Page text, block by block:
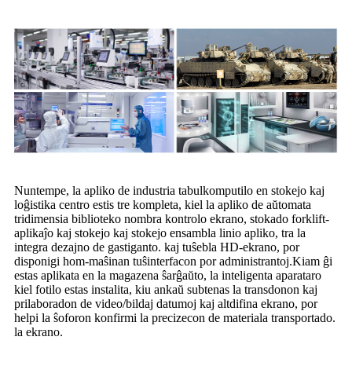
Nuntempe, la apliko de industria tabulkomputilo en stokejo kaj
loĝistika centro estis tre kompleta, kiel la apliko de aŭtomata
tridimensia biblioteko nombra kontrolo ekrano, stokado forklift-
aplikaĵo kaj stokejo kaj stokejo ensambla linio apliko, tra la
integra dezajno de gastiganto. kaj tuŝebla HD-ekrano, por
disponigi hom-maŝinan tuŝinterfacon por administrantoj.Kiam ĝi
estas aplikata en la magazena ŝarĝaŭto, la inteligenta aparataro
kiel fotilo estas instalita, kiu ankaŭ subtenas la transdonon kaj
prilaboradon de video/bildaj datumoj kaj altdifina ekrano, por
helpi la ŝoforon konfirmi la precizecon de materiala transportado.
la ekrano.